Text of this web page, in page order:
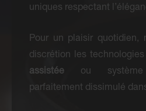
uniques respectant
Pour un plaisir quotidien,
discrétion les
assistée ou
parfaitement dissimulé